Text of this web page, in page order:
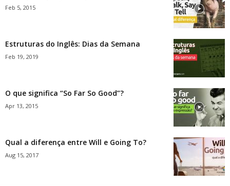
Feb 5, 2015
Estruturas do Inglês: Dias da Semana
Feb 19, 2019
O que significa “So Far So Good”?
Apr 13, 2015
Qual a diferença entre Will e Going To?
Aug 15, 2017